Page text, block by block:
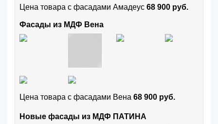
Цена товара с фасадами Амадеус 68 900 руб.
Фасады из МДФ Вена
Цена товара с фасадами Вена 68 900 руб.
Новые фасады из МДФ ПАТИНА